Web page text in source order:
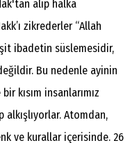
alıp halka
zikrederler “Allah
ibadetin süslemesidir,
Bu nedenle ayinin
kısım insanlarımız
Atomdan,
ve kurallar içerisinde. 26